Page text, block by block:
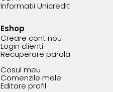
Informatii Unicredit
Eshop
Creare cont nou
Login clienti
Recuperare parola
Cosul meu
Comenzile mele
Editare profil